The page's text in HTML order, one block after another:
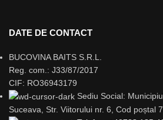
DATE DE CONTACT
BUCOVINA BAITS S.R.L.
Reg. com.: J33/87/2017
CIF: RO36943179
Sediu Social:
Suceava, Str. Viitorului nr. 6, Cod poștal